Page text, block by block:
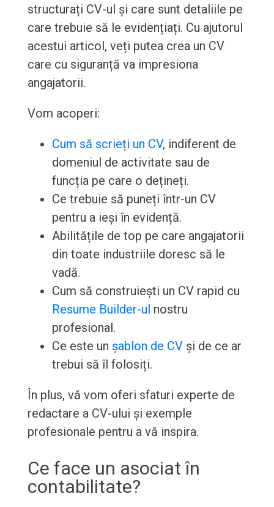
structurați CV-ul și care sunt detaliile pe
care trebuie să le evidențiați. Cu ajutorul
acestui articol, veți putea crea un CV
care cu siguranță va impresiona
angajatorii.
Vom acoperi:
Cum să scrieți un CV, indiferent de
domeniul de activitate sau de
funcția pe care o dețineți.
Ce trebuie să puneți într-un CV
pentru a ieși în evidență.
Abilitățile de top pe care angajatorii
din toate industriile doresc să le
vadă.
Cum să construiești un CV rapid cu
Resume Builder-ul nostru
profesional.
Ce este un șablon de CVși de ce ar
trebui să îl folosiți.
În plus, vă vom oferi sfaturi experte de
redactare a CV-ului și exemple
profesionale pentru a vă inspira.
Ce face un asociat în
contabilitate?